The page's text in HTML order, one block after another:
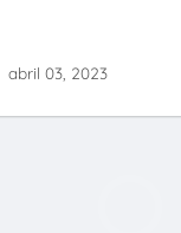
abril 03, 2023